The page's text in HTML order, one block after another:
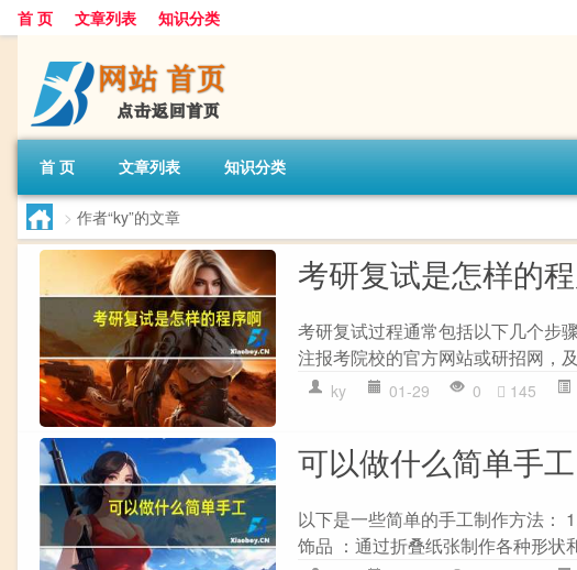
首 页 文章列表 知识分类
首 页 文章列表 知识分类
> 作者“ky”的文章
考研复试是怎样的
考研复试过程通常包括以下几个步
注报考院校的官方网站或研招网，
ky 01-29 0 145
可以做什么简单手工
以下是一些简单的手工制作方法：
饰品 ：通过折叠纸张制作各种形状